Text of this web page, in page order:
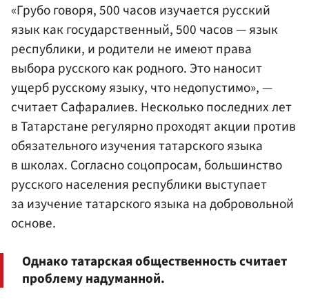
«Грубо говоря, 500 часов изучается русский
язык как государственный, 500 часов — язык
республики, и родители не имеют права
выбора русского как родного. Это наносит
ущерб русскому языку, что недопустимо», —
считает Сафаралиев. Несколько последних лет
в Татарстане регулярно проходят акции против
обязательного изучения татарского языка
в школах. Согласно соцопросам, большинство
русского населения республики выступает
за изучение татарского языка на добровольной
основе.
Однако татарская общественность считает
проблему надуманной.